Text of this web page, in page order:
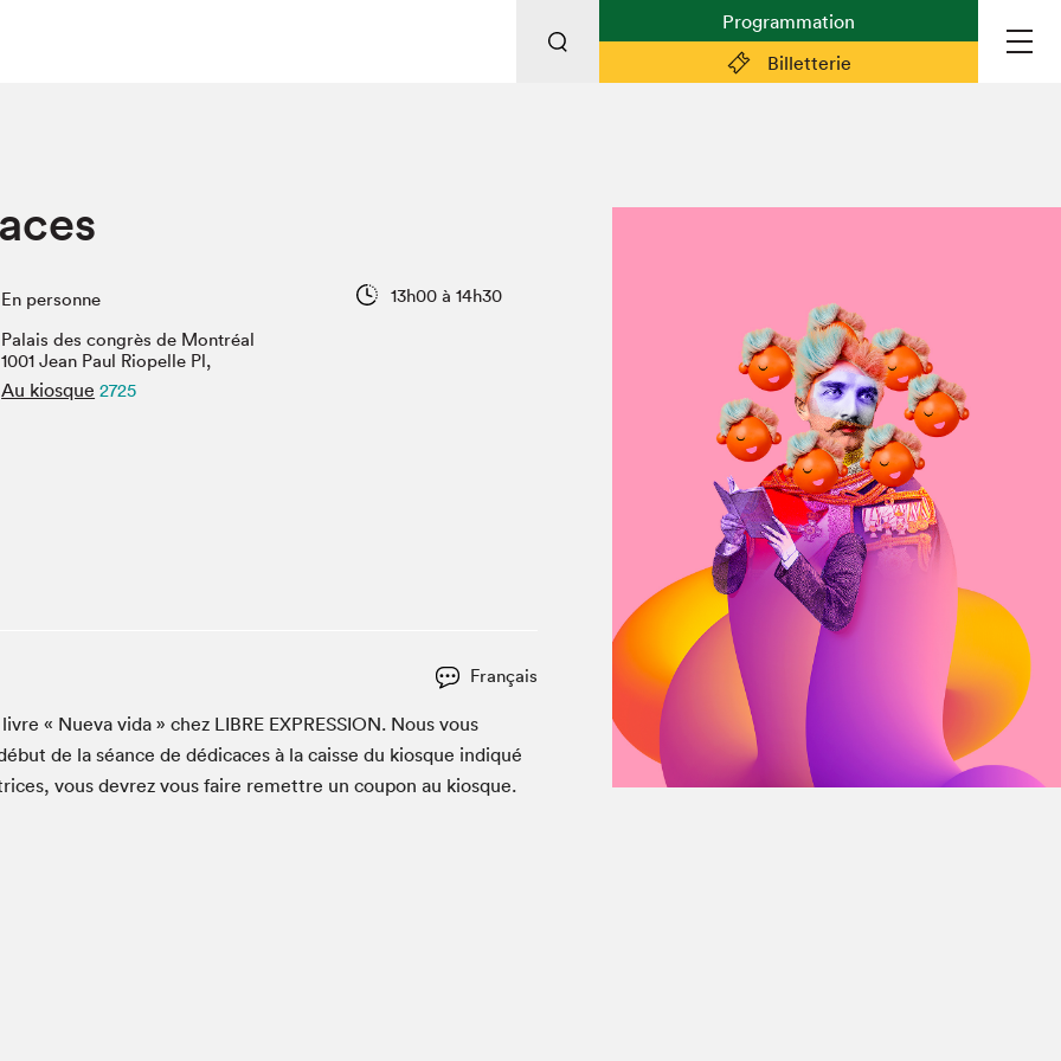
Billetterie
Programmation
Vidéos et balados
Le Salon dans ta classe
Liseur Public
Matinées scolaires Hydro-Québec
Espace exposant·e·s
Espace enseignant·e·s
Espace participant⋅e⋅s
Espace Salon dans la ville
Espace bénévoles
Devenir bénévole
À propos du Salon
Liste des exposant·e·s
Liste des auteur·rice·s
En personne
13h00 à 14h30
Palais des congrès de Montréal
1001 Jean Paul Riopelle Pl,
Au kiosque 2725
Français
« Nue­va vida » chez LIBRE EXPRES­SION. Nous vous
de la séance de dédi­caces à la caisse du kiosque indiqué
vous devrez vous faire remet­tre un coupon au kiosque.